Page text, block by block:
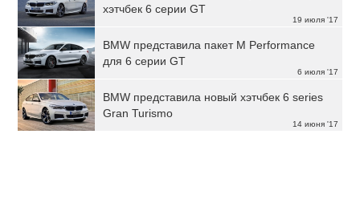
19 июля '17
хэтчбек 6 серии GT
6 июля '17
BMW представила пакет M Performance
для 6 серии GT
14 июня '17
BMW представила новый хэтчбек 6 series
Gran Turismo